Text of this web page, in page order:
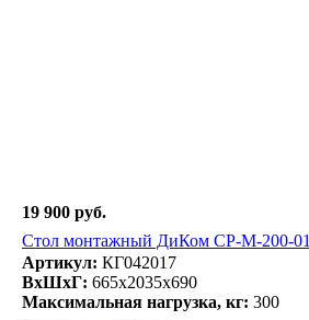
19 900 руб.
Стол монтажный ДиКом СР-М-200-01
Артикул: КГ042017
ВxШxГ: 665x2035x690
Максимальная нагрузка, кг: 300